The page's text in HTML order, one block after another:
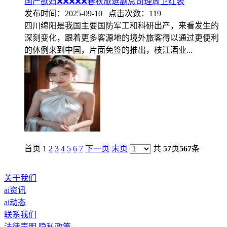
发布时间：2025-09-10 点击次数：119
四川绵阳是我国主要国防军工和科研出产，来看发生的
深刻变化，跟着更多客源地的境外旅客得以通过更便利
的体例来到中国，片面免签的推出，枝江酒业...
首页 1 2 3 4 5 6 7 下一页 末页 共 57页567条
关于我们
ai资讯
ai动态
联系我们